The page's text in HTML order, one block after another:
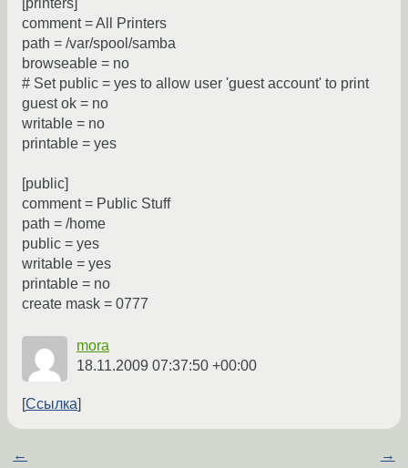
[printers]
comment = All Printers
path = /var/spool/samba
browseable = no
# Set public = yes to allow user 'guest account' to print
guest ok = no
writable = no
printable = yes
[public]
comment = Public Stuff
path = /home
public = yes
writable = yes
printable = no
create mask = 0777
mora
18.11.2009 07:37:50 +00:00
Ссылка
← →